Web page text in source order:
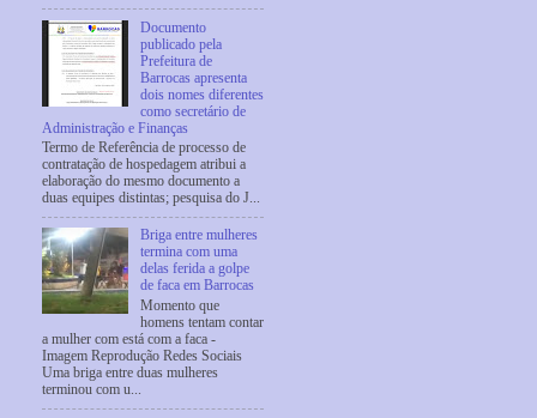
Documento
publicado pela
Prefeitura de
Barrocas apresenta
dois nomes diferentes
como secretário de
Administração e Finanças
Termo de Referência de processo de
contratação de hospedagem atribui a
elaboração do mesmo documento a
duas equipes distintas; pesquisa do J...
Briga entre mulheres
termina com uma
delas ferida a golpe
de faca em Barrocas
Momento que
homens tentam contar
a mulher com está com a faca -
Imagem Reprodução Redes Sociais
Uma briga entre duas mulheres
terminou com u...